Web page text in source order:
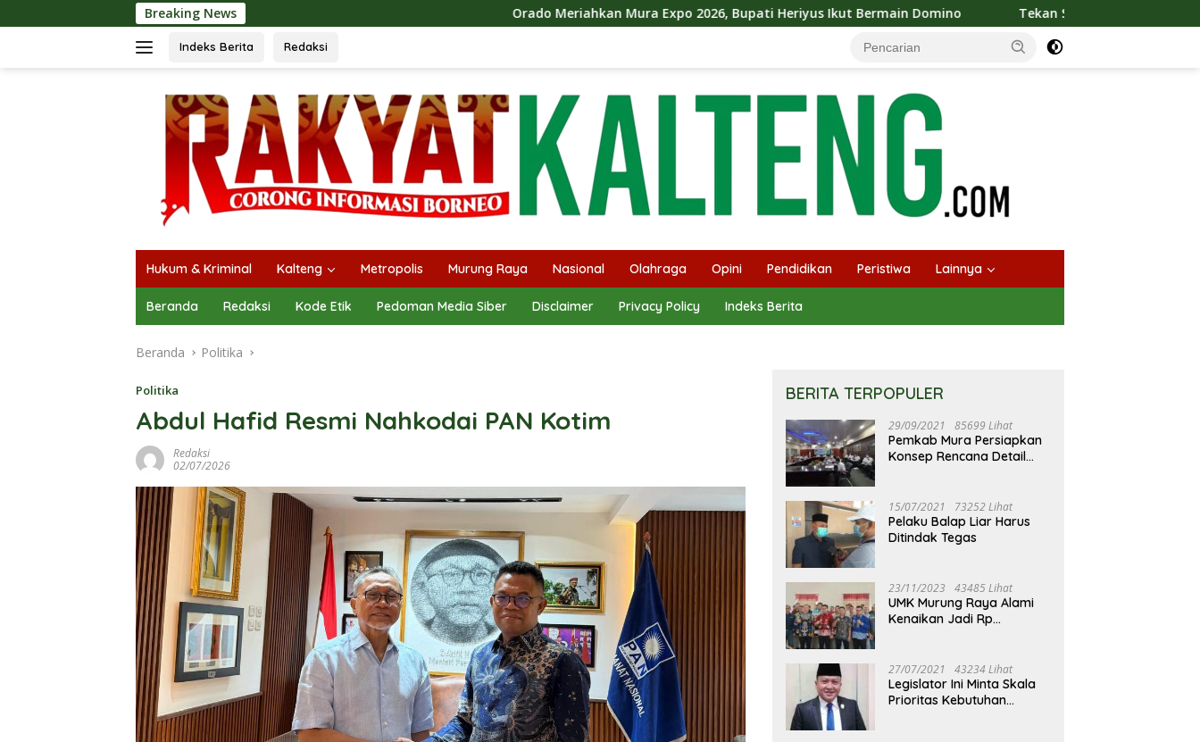
ke
Breaking News Orado Meriahkan Mura Expo 2026, Bupati Heriyus Ikut Bermain Domino Tekan Stunting, Heriyus Ajak Masyarakat Cegah
Indeks Berita Redaksi
Hukum & Kriminal Kalteng Metropolis Murung Raya Nasional Olahraga Opini Pendidikan Peristiwa Lainnya
Beranda Redaksi Kode Etik Pedoman Media Siber Disclaimer Privacy Policy Indeks Berita
Beranda Politika
Politika
Abdul Hafid Resmi Nahkodai PAN Kotim
Redaksi
02/07/2026
BERITA TERPOPULER
29/09/2021 85699 Lihat
Pemkab Mura Persiapkan
Konsep Rencana Detail
15/07/2021 73252 Lihat
Pelaku Balap Liar Harus
Ditindak Tegas
23/11/2023 43485 Lihat
UMK Murung Raya Alami
Kenaikan Jadi Rp
27/07/2021 43234 Lihat
Legislator Ini Minta Skala
Prioritas Kebutuhan